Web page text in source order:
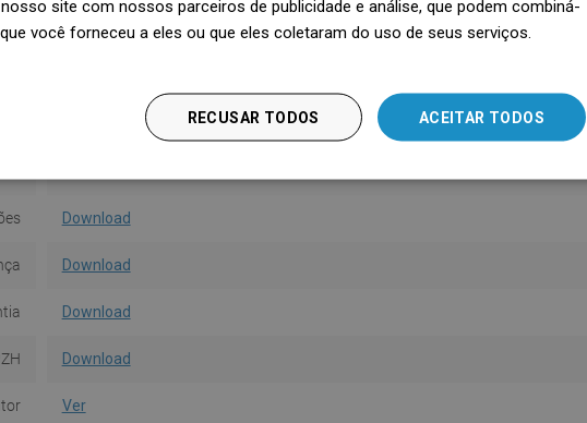
Plástico
Download
Download
Download
Download
Ver
SLOVAK
ROMANIAN
FRENCH
site com nossos parceiros de publicidade e análise, que podem combiná-
você forneceu a eles ou que eles coletaram do uso de seus serviços.
ACEITAR TODOS
RECUSAR TODOS